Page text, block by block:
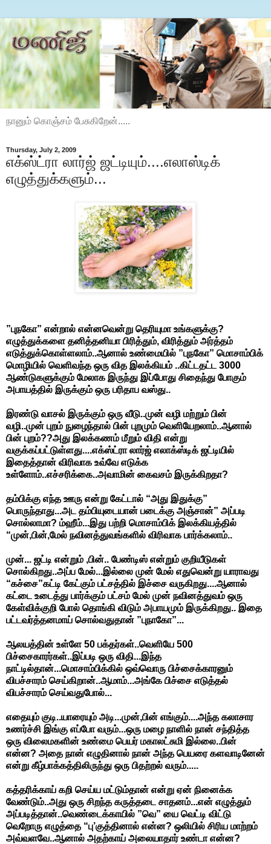
நானும் கொஞ்சம் பேசுகிறேன்.....
Thursday, July 2, 2009
எக்ஸ்ட்ரா லார்ஜ் ஜட்டியும்....எலாஸ்டிக்
எழுத்துக்களும்...
”புநகோ” என்றால் என்னவென்று தெரியுமா உங்களுக்கு?
எழுத்துக்களை தனித்தனியா பிரித்தும், விரித்தும் அர்த்தம்
எடுத்துக்கொள்ளலாம்..ஆனால் உண்மையில் ”புநகோ” மொசாம்பிக்
மொழியில் வெளிவந்த ஒரு வித இலக்கியம் ..கிட்டதட்ட 3000
ஆண்டுகளுக்கும் மேலாக இருந்து இப்போது சிதைந்து போகும்
அபாயத்தில் இருக்கும் ஒரு பரிதாப வஸ்து..
இரண்டு வாசல் இருக்கும் ஒரு வீடு..முன் வழி மற்றும் பின்
வழி..முன் புறம் நுழைந்தால் பின் புறமும் வெளியேறலாம்..ஆனால்
பின் புறம்??அது இலக்கணம் மீறும் விதி என்று
வகுக்கப்பட்டுள்ளது....எக்ஸ்ட்ரா லார்ஜ் எலாக்ஸ்டிக் ஜட்டியில்
இதைத்தான் விரிவாக உவ்வே எடுக்க
உள்ளோம்..எச்சரிக்கை..அவாமின் கைவசம் இருக்கிறதா?
தம்பிக்கு எந்த ஊரு என்று கேட்டால் “அது இதுக்கு”
பொருந்தாது...அட தம்பியுடையான் படைக்கு அஞ்சான்” அப்படி
சொல்லாமா? ம்ஹீம்...இது பற்றி மொசாம்பிக் இலக்கியத்தில்
“முன்,பின்,மேல் நவினத்துவங்களில் விரிவாக பார்க்கலாம்..
முன்... ஜட்டி என்றும் ,பின்.. பேண்டிஸ் என்றும் குறியீடுகள்
சொல்கிறது..அப்ப மேல்...இல்லை முன் மேல் எதுவென்று யாராவது
“கச்சை”கட்டி கேட்கும் பட்சத்தில் இச்சை வருகிறது....ஆனால்
கட்டை உடைத்து பார்க்கும் பட்சம் மேல் முன் நவினத்துவம் ஒரு
கேள்விக்குறி போல் தொங்கி விடும் அபாயமும் இருக்கிறது.. இதை
பட்டவர்த்தனமாய் சொல்வதுதான் ”புநாகோ”...
ஆலயத்தின் உள்ளே 50 பக்தர்கள்..வெளியே 500
பிச்சைகாரர்கள்..இப்படி ஒரு விதி...இந்த
நாட்டில்தான்...மொசாம்பிக்கில் ஒவ்வொரு பிச்சைக்காரனும்
விபச்சாரம் செய்கிறான்..ஆமாம்...அங்கே பிச்சை எடுத்தல்
விபச்சாரம் செய்வதுபோல்...
எதையும் குடி..யாரையும் அடி...முன்,பின் எங்கும்....அந்த கலாசார
உணர்ச்சி இங்கு எப்போ வரும்...ஒரு மழை நாளில் நான் சந்தித்த
ஒரு விலைமகளின் உண்மை பெயர் மகாலட்சுமி இல்லை..பின்
என்ன? அதை நான் எழுதினால் நான் அந்த பெயரை களவாடினேன்
என்று கீழ்பாக்கத்திலிருந்து ஒரு பிதற்றல் வரும்.....
கத்தரிக்காய் கறி செய்ய மட்டும்தான் என்று ஏன் நினைக்க
வேண்டும்..அது ஒரு சிறந்த கருத்தடை சாதனம்...என் எழுத்தும்
அப்படித்தான்..வெண்டைக்காயில் ”வெ” யை வெட்டி விட்டு
வெறோரு எழுத்தை “பு’குத்தினால் என்ன? ஒலியில் சிரிய மாற்றம்
அவ்வளவே..ஆனால் அதற்காய் அலையாதார் உண்டா என்ன?